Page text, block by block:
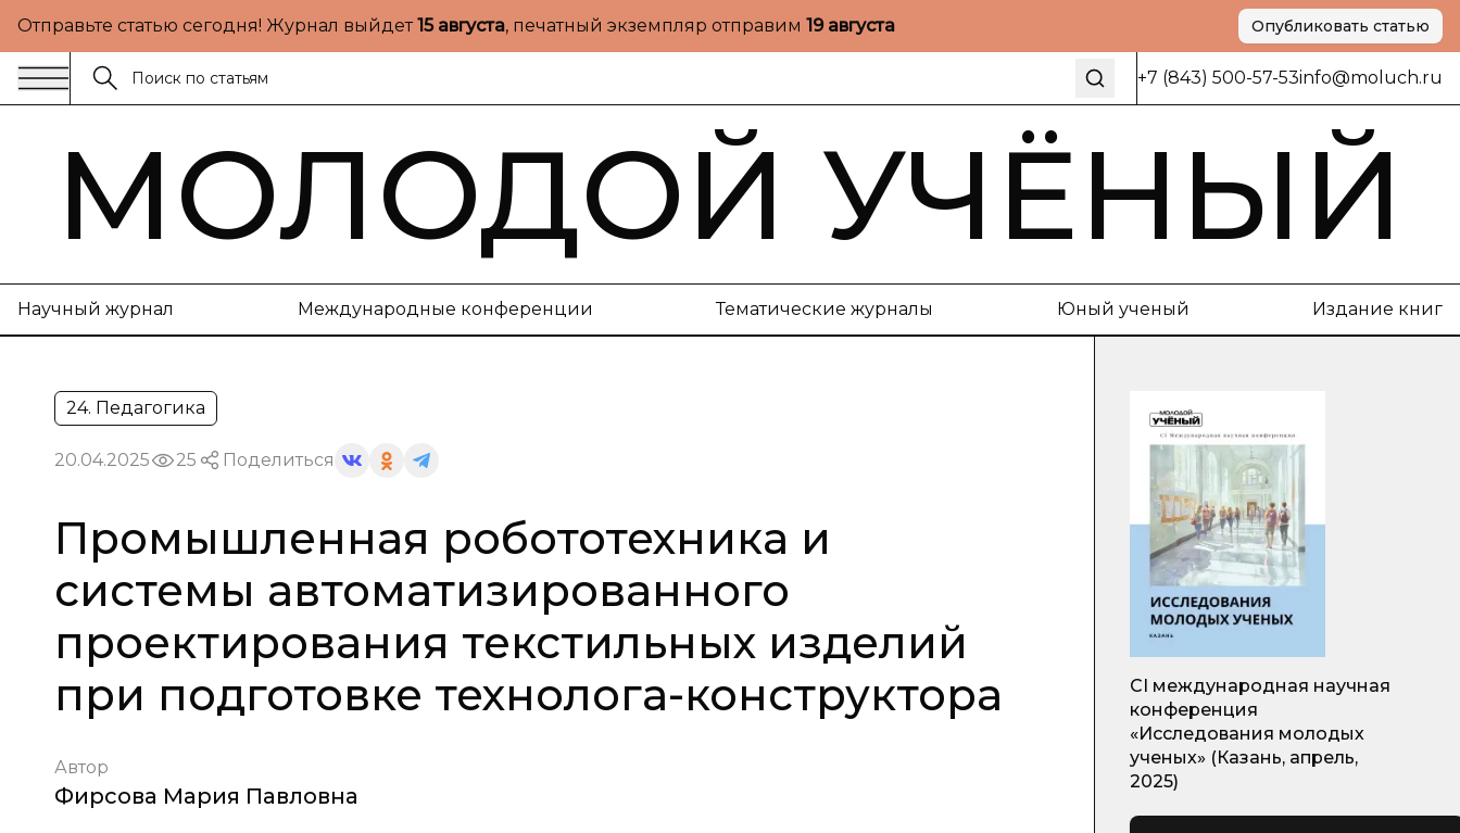
Отправьте статью сегодня! Журнал выйдет15 августа, печатный экземпляр отправим 19 августа Опубликовать статью
+7 (843) 500-57-53info@moluch.ru
МОЛОДОЙ УЧЁНЫЙ
Научный журнал Международные конференции Тематические журналы Юный ученый Издание книг
24. Педагогика
20.04.2025 25 Поделиться
Промышленная робототехника и
системы автоматизированного
проектирования текстильных изделий
при подготовке технолога-конструктора
Автор
Фирсова Мария Павловна
CI международная научная
конференция
«Исследования молодых
ученых» (Казань, апрель,
2025)